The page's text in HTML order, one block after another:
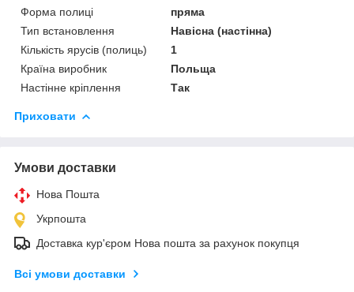
Форма полиці
пряма
Тип встановлення
Навісна (настінна)
Кількість ярусів (полиць)
1
Країна виробник
Польща
Настінне кріплення
Так
Приховати
Умови доставки
Нова Пошта
Укрпошта
Доставка кур'єром Нова пошта за рахунок покупця
Всі умови доставки